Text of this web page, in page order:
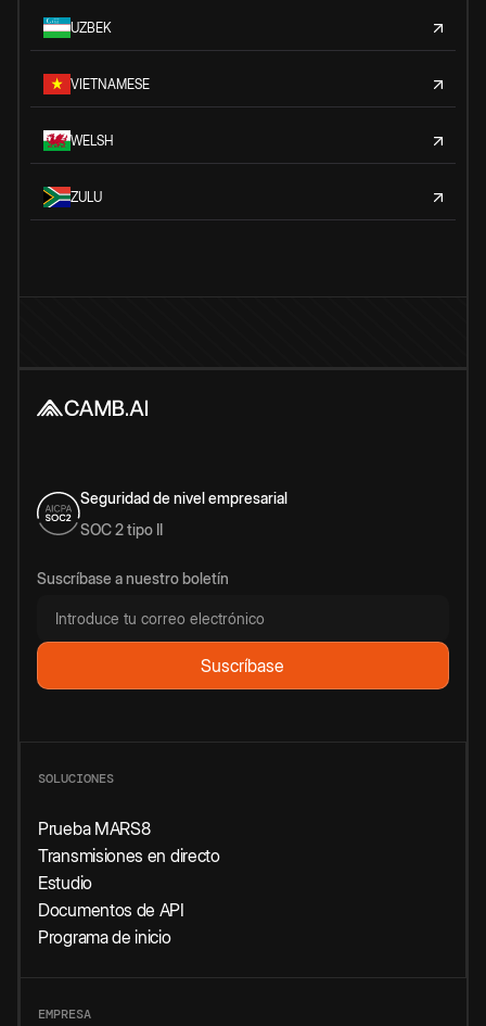
UZBEK
VIETNAMESE
WELSH
ZULU
Seguridad de nivel empresarial
SOC 2 tipo II
Suscríbase a nuestro boletín
SOLUCIONES
Prueba MARS8
Transmisiones en directo
Estudio
Documentos de API
Programa de inicio
EMPRESA